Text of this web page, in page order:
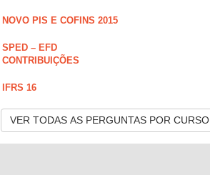
NOVO PIS E COFINS 2015
SPED – EFD
CONTRIBUIÇÕES
IFRS 16
VER TODAS AS PERGUNTAS POR CURSO